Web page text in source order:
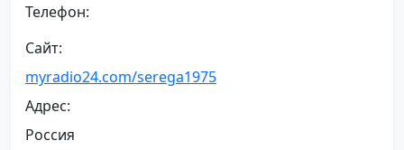
Телефон:
Сайт:
myradio24.com/serega1975
Адрес:
Россия